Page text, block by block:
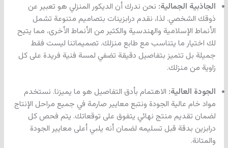
الجاذبية الجمالية: نحن ندرك أن الديكور المنزلي هو تعبير عن
ذوقك الشخصي. لذا، نقدم درابزينات بتصاميم متنوعة تشمل
الأنماط الإسلامية والهندسية والكثير من الأنماط الأخرى، مما يتيح
لك اختيار ما يتناسب مع طابع منزلك. تصميماتنا ليست فقط
جميلة بل تتميز بتفاصيل دقيقة تضفي لمسة فنية فريدة على كل
زاوية من منزلك.
الجودة العالية: الاهتمام بأدق التفاصيل هو ما يميزنا. نستخدم
مواد خام عالية الجودة ونتبع معايير صارمة في جميع مراحل الإنتاج
لضمان تقديم منتج نهائي يتفوق على توقعاتك. يتم فحص كل
درابزين بدقة قبل تسليمه لضمان أنه يلبي أعلى معايير الجودة
والمتانة.